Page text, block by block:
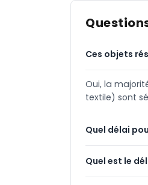
Ces objets
Oui, la
textile) sont
Quel délai
Quel est le